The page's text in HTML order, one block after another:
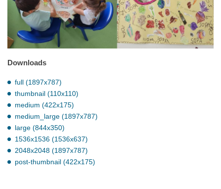
Downloads
full (1897x787)
thumbnail (110x110)
medium (422x175)
medium_large (1897x787)
large (844x350)
1536x1536 (1536x637)
2048x2048 (1897x787)
post-thumbnail (422x175)